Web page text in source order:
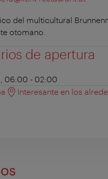
del multicultural
otomano.
de apertura
06:00 - 02:00
Interesante en los